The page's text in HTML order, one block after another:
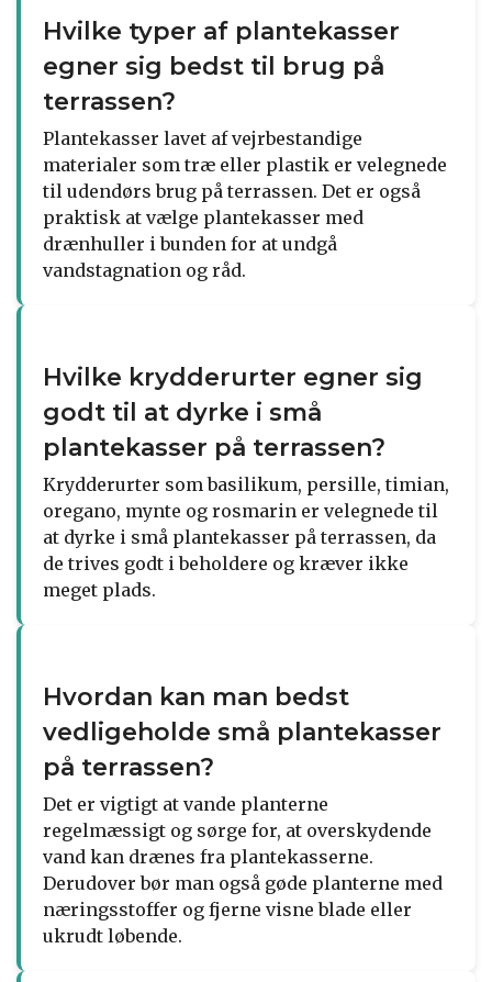
Hvilke typer af plantekasser
egner sig bedst til brug på
terrassen?
Plantekasser lavet af vejrbestandige
materialer som træ eller plastik er velegnede
til udendørs brug på terrassen. Det er også
praktisk at vælge plantekasser med
drænhuller i bunden for at undgå
vandstagnation og råd.
Hvilke krydderurter egner sig
godt til at dyrke i små
plantekasser på terrassen?
Krydderurter som basilikum, persille, timian,
oregano, mynte og rosmarin er velegnede til
at dyrke i små plantekasser på terrassen, da
de trives godt i beholdere og kræver ikke
meget plads.
Hvordan kan man bedst
vedligeholde små plantekasser
på terrassen?
Det er vigtigt at vande planterne
regelmæssigt og sørge for, at overskydende
vand kan drænes fra plantekasserne.
Derudover bør man også gøde planterne med
næringsstoffer og fjerne visne blade eller
ukrudt løbende.